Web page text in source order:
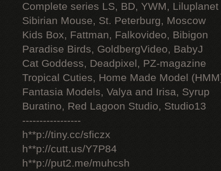
Complete series LS, BD, YWM, Liluplanet
Sibirian Mouse, St. Peterburg, Moscow
Kids Box, Fattman, Falkovideo, Bibigon
Paradise Birds, GoldbergVideo, BabyJ
Cat Goddess, Deadpixel, PZ-magazine
Tropical Cuties, Home Made Model
Fantasia Models, Valya and Irisa, Syrup
Buratino, Red Lagoon Studio, Studio13
-----------------
h**p://tiny.cc/sficzx
h**p://cutt.us/Y7P84
h**p://put2.me/muhcsh